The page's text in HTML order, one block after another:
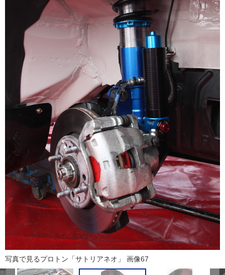
写真で見るプロトン「サトリアネオ」 画像67